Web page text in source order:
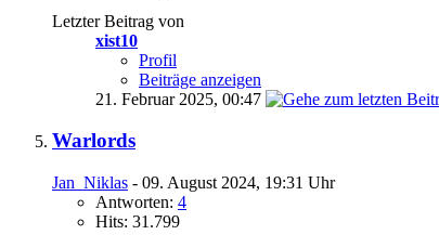
Letzter Beitrag von
xist10
Profil
Beiträge anzeigen
21. Februar 2025, 00:47
Warlords
Jan_Niklas - 09. August 2024, 19:31 Uhr
Antworten: 4
Hits: 31.799